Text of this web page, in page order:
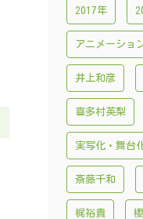
2017年
アニメーショ
井上和彦
喜多村英梨
実写化・舞台
斎藤千和
梶裕貴